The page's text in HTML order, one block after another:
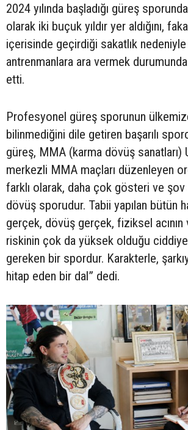
2024 yılında başladığı güreş
olarak iki buçuk yıldır yer aldığını,
içerisinde geçirdiği sakatlık
antrenmanlara ara vermek durumunda
etti.
Profesyonel güreş sporunun
bilinmediğini dile getiren başarılı
güreş, MMA (karma dövüş sanatları)
merkezli MMA maçları düzenleyen
farklı olarak, daha çok gösteri ve şov
dövüş sporudur. Tabii yapılan bütün
gerçek, dövüş gerçek, fiziksel acının
riskinin çok da yüksek olduğu ciddiye
gereken bir spordur. Karakterle,
hitap eden bir dal” dedi.